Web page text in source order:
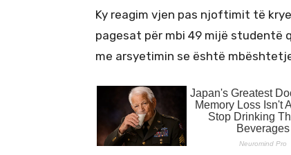
Ky reagim vjen pas njoftimit të
pagesat për mbi 49 mijë studentë
me arsyetimin se është